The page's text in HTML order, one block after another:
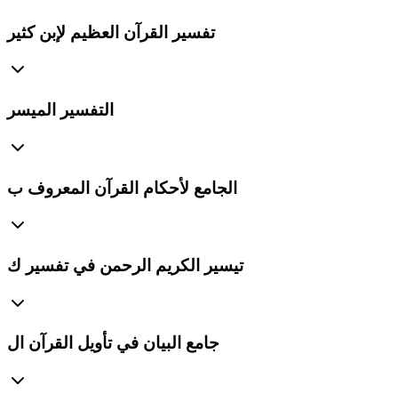
تفسير القرآن العظيم لإبن كثير
التفسير الميسر
الجامع لأحكام القرآن المعروف ب
تيسير الكريم الرحمن في تفسير ك
جامع البيان في تأويل القرآن ال